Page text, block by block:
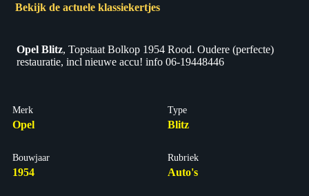
Bekijk de actuele klassiekertjes
Opel Blitz, Topstaat Bolkop 1954 Rood. Oudere (perfecte)
restauratie, incl nieuwe accu! info 06-19448446
Merk
Opel
Type
Blitz
Bouwjaar
1954
Rubriek
Auto's